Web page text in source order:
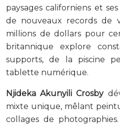
paysages californiens et
de nouveaux records de
millions de dollars pour
britannique explore
supports, de la piscine
tablette numérique.
Njideka Akunyili Crosby
mixte unique, mêlant
collages de